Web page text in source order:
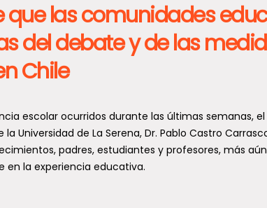
que las comunidades
del debate y de las
Chile
escolar ocurridos durante las últimas semanas,
Universidad de La Serena, Dr. Pablo Castro
padres, estudiantes y profesores, más
la experiencia educativa.